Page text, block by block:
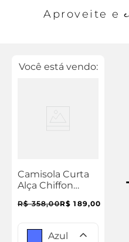
Aproveite e
Você está vendo:
Camisola Curta
Alça Chiffon
R$ 358,00R$ 189,00
Azul